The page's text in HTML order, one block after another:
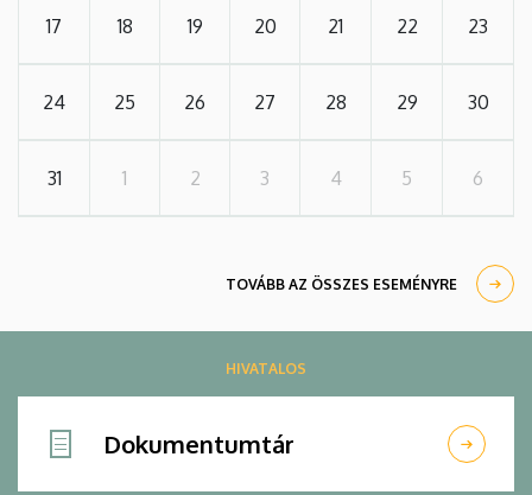
17 18 19 20 21 22 23
24 25 26 27 28 29 30
31 1 2 3 4 5 6
TOVÁBB AZ ÖSSZES ESEMÉNYRE
HIVATALOS
Dokumentumtár